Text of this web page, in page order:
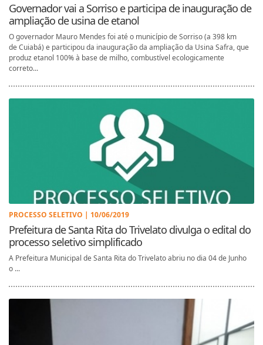
Governador vai a Sorriso e participa de inauguração de
ampliação de usina de etanol
O governador Mauro Mendes foi até o município de Sorriso (a 398 km
de Cuiabá) e participou da inauguração da ampliação da Usina Safra, que
produz etanol 100% à base de milho, combustível ecologicamente
correto...
PROCESSO SELETIVO | 10/06/2019
Prefeitura de Santa Rita do Trivelato divulga o edital do
processo seletivo simplificado
A Prefeitura Municipal de Santa Rita do Trivelato abriu no dia 04 de Junho
o ...